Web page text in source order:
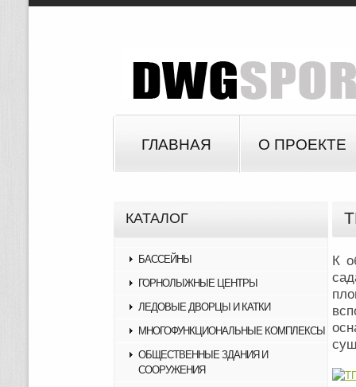
ГЛАВНАЯ О ПРОЕКТЕ
КАТАЛОГ
БАССЕЙНЫ
ГОРНОЛЫЖНЫЕ ЦЕНТРЫ
ЛЕДОВЫЕ ДВОРЦЫ И КАТКИ
МНОГОФУНКЦИОНАЛЬНЫЕ КОМПЛЕКСЫ
ОБЩЕСТВЕННЫЕ ЗДАНИЯ И
СООРУЖЕНИЯ
К